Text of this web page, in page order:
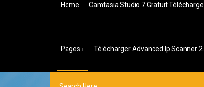
Home Camtasia Studio 7 Gratuit
Pages Télécharger Advanced Ip Scanner